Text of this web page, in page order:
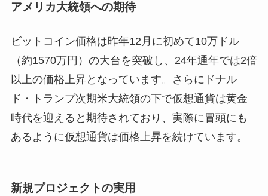
アメリカ大統領への期待
ビットコイン価格は昨年12月に初めて10万ドル
（約1570万円）の大台を突破し、24年通年では2倍
以上の価格上昇となっています。さらにドナル
ド・トランプ次期米大統領の下で仮想通貨は黄金
時代を迎えると期待されており、実際に冒頭にも
あるように仮想通貨は価格上昇を続けています。
新規プロジェクトの実用